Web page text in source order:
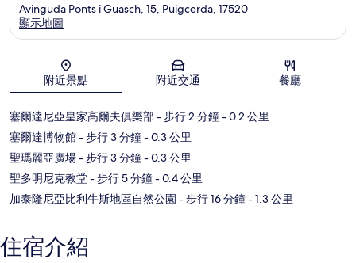
地圖
Avinguda Ponts i Guasch, 15, Puigcerda, 17520
顯示地圖
附近景點 附近交通 餐廳
塞爾達尼亞皇家高爾夫俱樂部- 步行 2 分鐘- 0.2 公里
塞爾達博物館- 步行 3 分鐘- 0.3 公里
聖瑪麗亞廣場- 步行 3 分鐘- 0.3 公里
聖多明尼克教堂- 步行 5 分鐘- 0.4 公里
加泰隆尼亞比利牛斯地區自然公園 - 步行 16 分鐘- 1.3 公里
住宿介紹